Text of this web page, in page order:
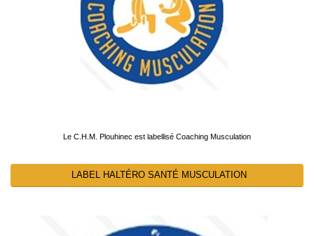
Le C.H.M. Plouhinec est labellisé Coaching Musculation
LABEL HALTÉRO SANTÉ MUSCULATION